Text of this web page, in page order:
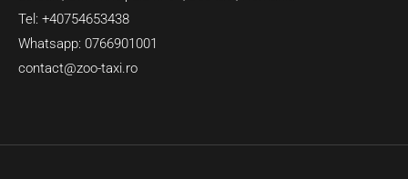
Tel: +40754653438
Whatsapp: 0766901001
contact@zoo-taxi.ro